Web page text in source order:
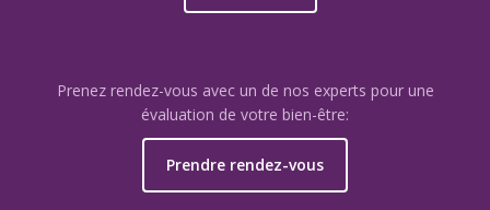
Prenez rendez-vous avec un de nos experts pour une
évaluation de votre bien-être:
Prendre rendez-vous